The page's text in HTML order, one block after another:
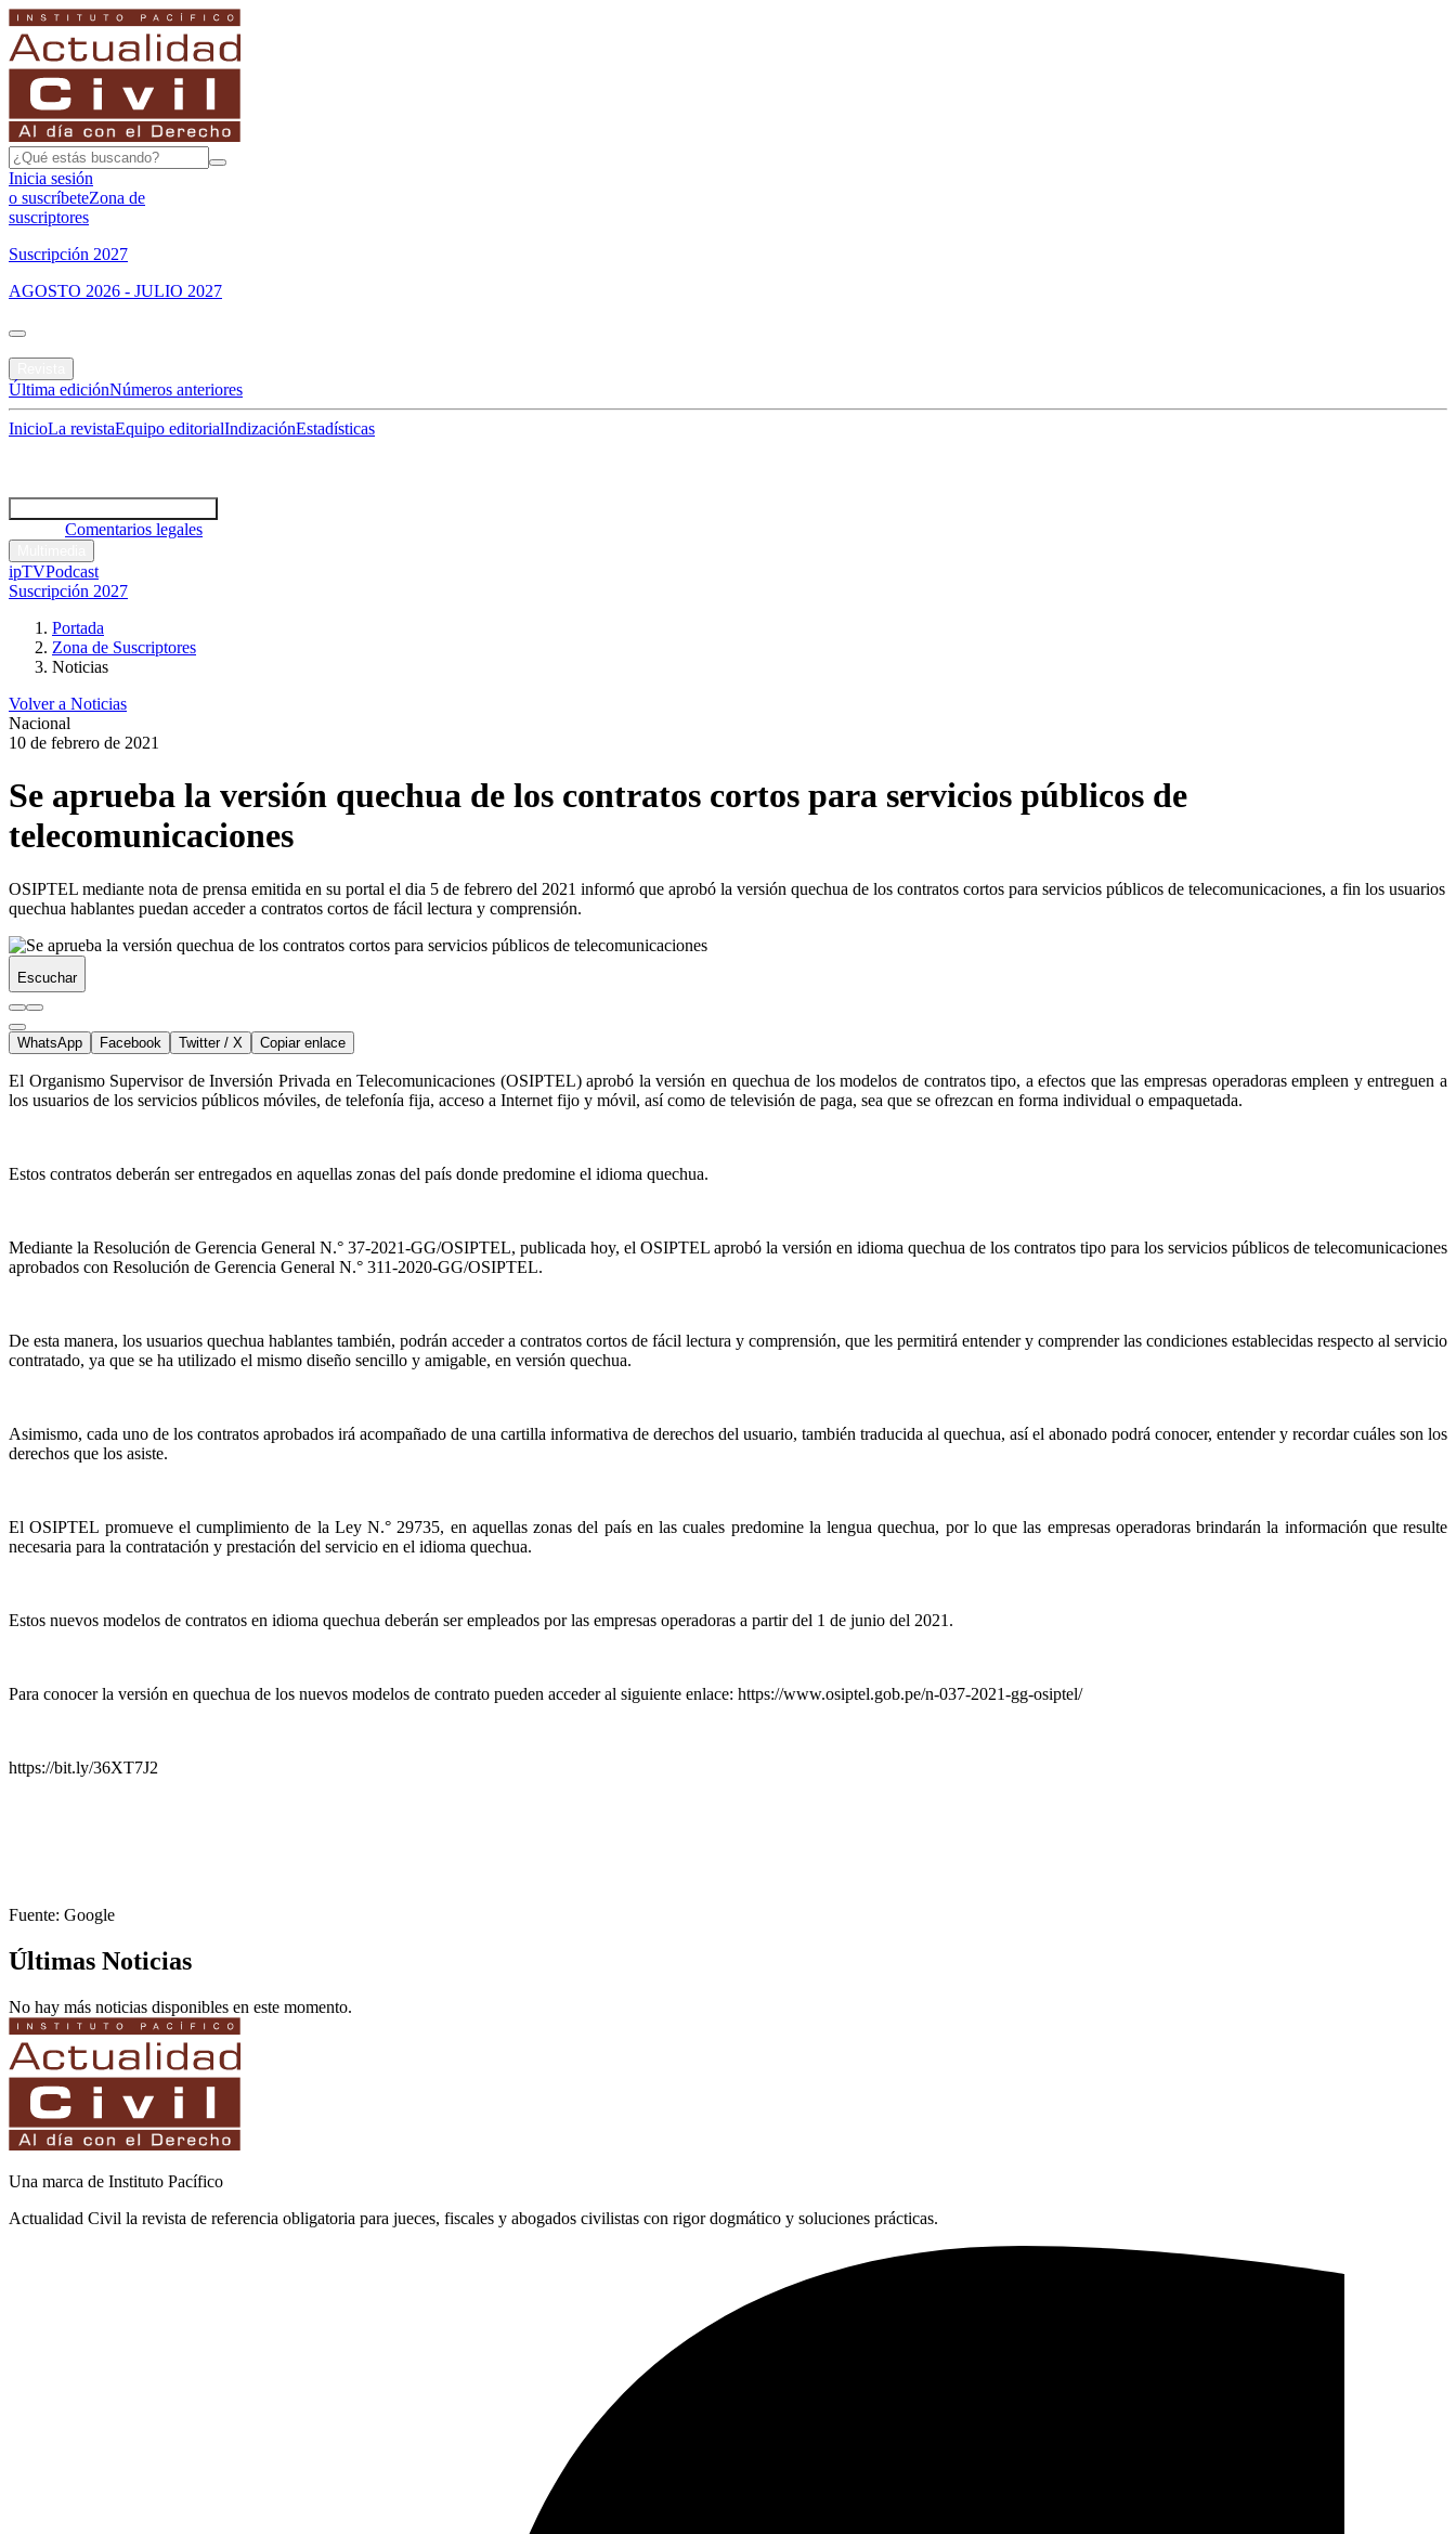
Inicia sesión
o suscríbeteZona de
suscriptores
Suscripción 2027
AGOSTO 2026 - JULIO 2027
Última ediciónNúmeros anteriores
InicioLa revistaEquipo editorialIndizaciónEstadísticas
Comentarios legales
ipTVPodcast
Suscripción 2027
Portada
Zona de Suscriptores
Noticias
Volver a Noticias
Nacional
10 de febrero de 2021
Se aprueba la versión quechua de los contratos cortos para servicios públicos de
telecomunicaciones
OSIPTEL mediante nota de prensa emitida en su portal el dia 5 de febrero del 2021 informó que aprobó la versión quechua de los contratos cortos para servicios públicos de telecomunicaciones, a fin los usuarios
quechua hablantes puedan acceder a contratos cortos de fácil lectura y comprensión.
Escuchar
WhatsApp Facebook Twitter / X Copiar enlace
El Organismo Supervisor de Inversión Privada en Telecomunicaciones (OSIPTEL) aprobó la versión en quechua de los modelos de contratos tipo, a efectos que las empresas operadoras empleen y entreguen a
los usuarios de los servicios públicos móviles, de telefonía fija, acceso a Internet fijo y móvil, así como de televisión de paga, sea que se ofrezcan en forma individual o empaquetada.
Estos contratos deberán ser entregados en aquellas zonas del país donde predomine el idioma quechua.
Mediante la Resolución de Gerencia General N.° 37-2021-GG/OSIPTEL, publicada hoy, el OSIPTEL aprobó la versión en idioma quechua de los contratos tipo para los servicios públicos de telecomunicaciones
aprobados con Resolución de Gerencia General N.° 311-2020-GG/OSIPTEL.
De esta manera, los usuarios quechua hablantes también, podrán acceder a contratos cortos de fácil lectura y comprensión, que les permitirá entender y comprender las condiciones establecidas respecto al servicio
contratado, ya que se ha utilizado el mismo diseño sencillo y amigable, en versión quechua.
Asimismo, cada uno de los contratos aprobados irá acompañado de una cartilla informativa de derechos del usuario, también traducida al quechua, así el abonado podrá conocer, entender y recordar cuáles son los
derechos que los asiste.
El OSIPTEL promueve el cumplimiento de la Ley N.° 29735, en aquellas zonas del país en las cuales predomine la lengua quechua, por lo que las empresas operadoras brindarán la información que resulte
necesaria para la contratación y prestación del servicio en el idioma quechua.
Estos nuevos modelos de contratos en idioma quechua deberán ser empleados por las empresas operadoras a partir del 1 de junio del 2021.
Para conocer la versión en quechua de los nuevos modelos de contrato pueden acceder al siguiente enlace: https://www.osiptel.gob.pe/n-037-2021-gg-osiptel/
https://bit.ly/36XT7J2
Fuente: Google
Últimas Noticias
No hay más noticias disponibles en este momento.
Una marca de Instituto Pacífico
Actualidad Civil la revista de referencia obligatoria para jueces, fiscales y abogados civilistas con rigor dogmático y soluciones prácticas.